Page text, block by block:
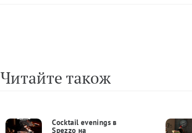
Читайте також
Сocktail evenings в
Spezzo на